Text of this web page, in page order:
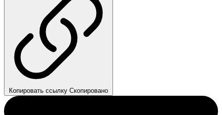
Копировать ссылку Скопировано